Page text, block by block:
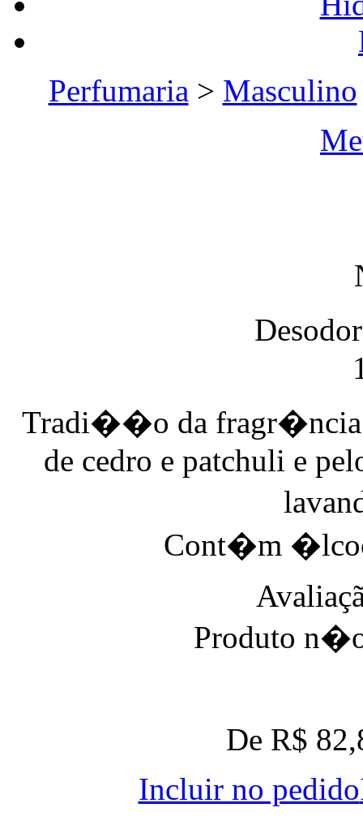
Perfumaria > Masculino
Tradi��o da fragr�ncia
de cedro e patchuli e
Cont�m
Produto
De R$
Incluir no pedido